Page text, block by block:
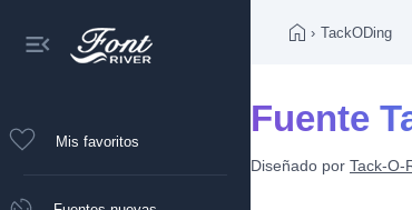
Mis favoritos
› TackODing
Fuente
Diseñado por Tack-O-